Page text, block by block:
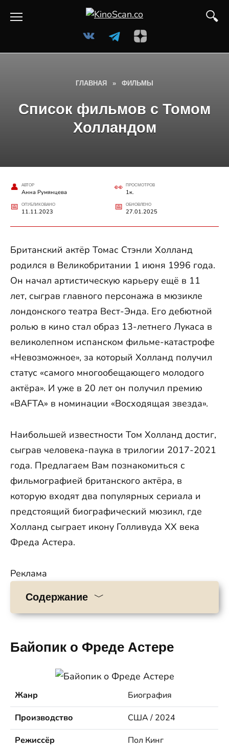
ГЛАВНАЯ » ФИЛЬМЫ
Список фильмов с Томом
Холландом
АВТОР
Анна Румянцева
ПРОСМОТРОВ
1к.
ОПУБЛИКОВАНО
11.11.2023
ОБНОВЛЕНО
27.01.2025
Британский актёр Томас Стэнли Холланд
родился в Великобритании 1 июня 1996 года.
Он начал артистическую карьеру ещё в 11
лет, сыграв главного персонажа в мюзикле
лондонского театра Вест-Энда. Его дебютной
ролью в кино стал образ 13-летнего Лукаса в
великолепном испанском фильме-катастрофе
«Невозможное», за который Холланд получил
статус «самого многообещающего молодого
актёра». И уже в 20 лет он получил премию
«BAFTA» в номинации «Восходящая звезда».
Наибольшей известности Том Холланд достиг,
сыграв человека-паука в трилогии 2017-2021
года. Предлагаем Вам познакомиться с
фильмографией британского актёра, в
которую входят два популярных сериала и
предстоящий биографический мюзикл, где
Холланд сыграет икону Голливуда XX века
Фреда Астера.
Реклама
Содержание
Байопик о Фреде Астере
Жанр
Биография
Производство
США / 2024
Режиссёр
Пол Кинг